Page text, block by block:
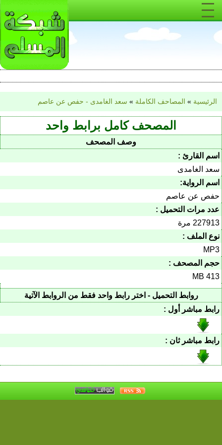
الرئيسية » المصاحف الكاملة » سعد الغامدى - حفص عن عاصم
المصحف كامل برابط واحد
وصف المصحف
اسم القارئ :
سعد الغامدى
اسم الرواية:
حفص عن عاصم
عدد مرات التحميل :
227913 مرة
نوع الملف :
MP3
حجم المصحف :
413 MB
روابط التحميل - اختر رابط واحد فقط من الروابط الآتية
رابط مباشر أول :
رابط مباشر ثان :